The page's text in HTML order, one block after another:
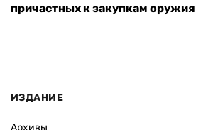
причастных к закупкам оружия
ИЗДАНИЕ